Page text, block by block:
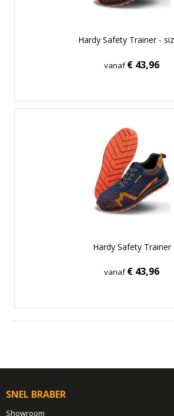
Hardy Safety Trainer -
vanaf€ 43,96
Hardy Safety Trainer
vanaf€ 43,96
SNEL BRABER
Showroom